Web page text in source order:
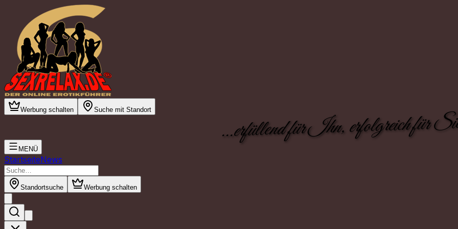
Werbung schalten Suche mit Standort
...erfüllend für Ihn, erfolgreich für
MENÜ
StartseiteNews
Standortsuche Werbung schalten